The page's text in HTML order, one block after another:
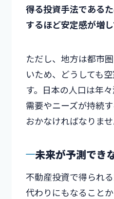
得る投資手法である
するほど安定感が増
ただし、地方は都市
いため、どうしても
す。日本の人口は年々
需要やニーズが持続
おかなければなりませ
未来が予測でき
不動産投資で得られ
代わりにもなること